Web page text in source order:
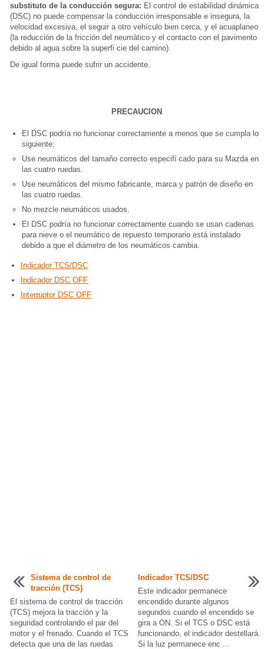
substituto de la conducción segura: El control de estabilidad dinámica
(DSC) no puede compensar la conducción irresponsable e insegura, la
velocidad excesiva, el seguir a otro vehículo bien cerca, y el acuaplaneo
(la reducción de la fricción del neumático y el contacto con el pavimento
debido al agua sobre la superfi cie del camino).
De igual forma puede sufrir un accidente.
PRECAUCION
El DSC podría no funcionar correctamente a menos que se cumpla lo
siguiente:
Use neumáticos del tamaño correcto especifi cado para su Mazda en
las cuatro ruedas.
Use neumáticos del mismo fabricante, marca y patrón de diseño en
las cuatro ruedas.
No mezcle neumáticos usados.
El DSC podría no funcionar correctamente cuando se usan cadenas
para nieve o el neumático de repuesto temporario está instalado
debido a que el diámetro de los neumáticos cambia.
Indicador TCS/DSC
Indicador DSC OFF
Interruptor DSC OFF
Sistema de control de
tracción (TCS)
El sistema de control de tracción
(TCS) mejora la tracción y la
seguridad controlando el par del
motor y el frenado. Cuando el TCS
detecta que una de las ruedas
Indicador TCS/DSC
Este indicador permanece
encendido durante algunos
segundos cuando el encendido se
gira a ON. Si el TCS o DSC está
funcionando, el indicador destellará.
Si la luz permanece enc ...